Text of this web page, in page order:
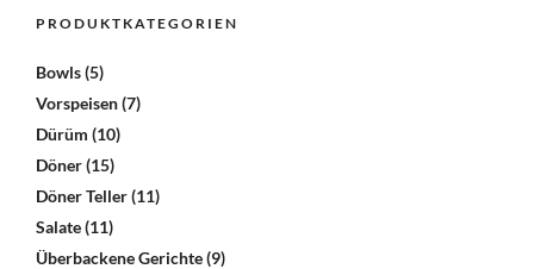
PRODUKTKATEGORIEN
Bowls(5)
Vorspeisen(7)
Dürüm (10)
Döner(15)
Döner Teller(11)
Salate(11)
Überbackene Gerichte(9)